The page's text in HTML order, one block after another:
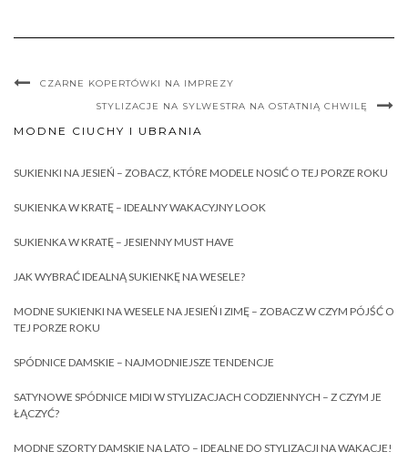
CZARNE KOPERTÓWKI NA IMPREZY
STYLIZACJE NA SYLWESTRA NA OSTATNIĄ CHWILĘ
MODNE CIUCHY I UBRANIA
SUKIENKI NA JESIEŃ – ZOBACZ, KTÓRE MODELE NOSIĆ O TEJ PORZE ROKU
SUKIENKA W KRATĘ – IDEALNY WAKACYJNY LOOK
SUKIENKA W KRATĘ – JESIENNY MUST HAVE
JAK WYBRAĆ IDEALNĄ SUKIENKĘ NA WESELE?
MODNE SUKIENKI NA WESELE NA JESIEŃ I ZIMĘ – ZOBACZ W CZYM PÓJŚĆ O
TEJ PORZE ROKU
SPÓDNICE DAMSKIE – NAJMODNIEJSZE TENDENCJE
SATYNOWE SPÓDNICE MIDI W STYLIZACJACH CODZIENNYCH – Z CZYM JE
ŁĄCZYĆ?
MODNE SZORTY DAMSKIE NA LATO – IDEALNE DO STYLIZACJI NA WAKACJE!